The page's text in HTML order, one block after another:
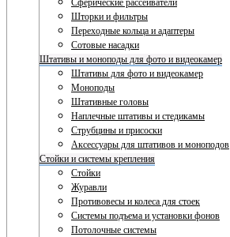
Сферические рассеиватели
Шторки и фильтры
Переходные кольца и адаптеры
Сотовые насадки
Штативы и моноподы для фото и видеокамер
Штативы для фото и видеокамер
Моноподы
Штативные головы
Наплечные штативы и стедикамы
Струбцины и присоски
Аксессуары для штативов и моноподов
Стойки и системы крепления
Стойки
Журавли
Противовесы и колеса для стоек
Системы подъема и установки фонов
Потолочные системы